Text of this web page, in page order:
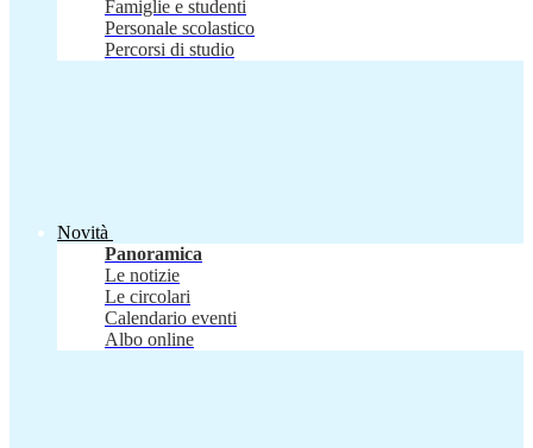
Famiglie e studenti
Personale scolastico
Percorsi di studio
Novità
Panoramica
Le notizie
Le circolari
Calendario eventi
Albo online